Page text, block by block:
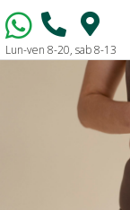
Vai al contenuto
Lun-ven 8-20, sab 8-13